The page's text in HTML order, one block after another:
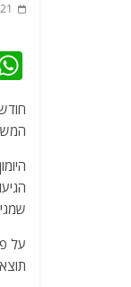
שמגיעה
על